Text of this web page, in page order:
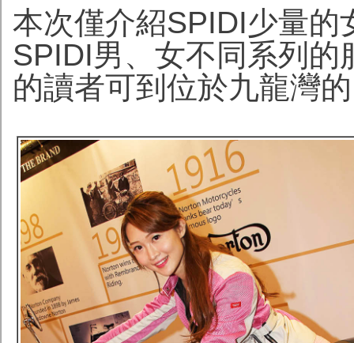
本次僅介紹SPIDI少量的
SPIDI男、女不同系列
的讀者可到位於九龍灣